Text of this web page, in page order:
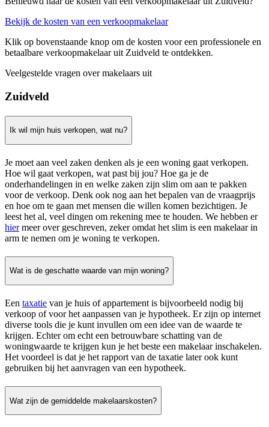
Bekijk de kosten van een verkoopmakelaar
Klik op bovenstaande knop om de kosten voor een professionele en
betaalbare verkoopmakelaar uit Zuidveld te ontdekken.
Veelgestelde vragen over makelaars uit
Zuidveld
Ik wil mijn huis verkopen, wat nu?
Je moet aan veel zaken denken als je een woning gaat verkopen.
Hoe wil gaat verkopen, wat past bij jou? Hoe ga je de
onderhandelingen in en welke zaken zijn slim om aan te pakken
voor de verkoop. Denk ook nog aan het bepalen van de vraagprijs
en hoe om te gaan met mensen die willen komen bezichtigen. Je
leest het al, veel dingen om rekening mee te houden. We hebben er
hiermeer over geschreven, zeker omdat het slim is een makelaar in
arm te nemen om je woning te verkopen.
Wat is de geschatte waarde van mijn woning?
Een taxatie van je huis of appartement is bijvoorbeeld nodig bij
verkoop of voor het aanpassen van je hypotheek. Er zijn op internet
diverse tools die je kunt invullen om een idee van de waarde te
krijgen. Echter om echt een betrouwbare schatting van de
woningwaarde te krijgen kun je het beste een makelaar inschakelen.
Het voordeel is dat je het rapport van de taxatie later ook kunt
gebruiken bij het aanvragen van een hypotheek.
Wat zijn de gemiddelde makelaarskosten?